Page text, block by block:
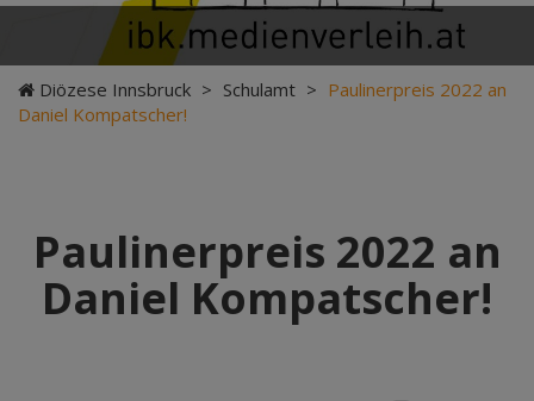
Diözese Innsbruck > Schulamt > Paulinerpreis 2022 an
Daniel Kompatscher!
Paulinerpreis 2022 an
Daniel Kompatscher!